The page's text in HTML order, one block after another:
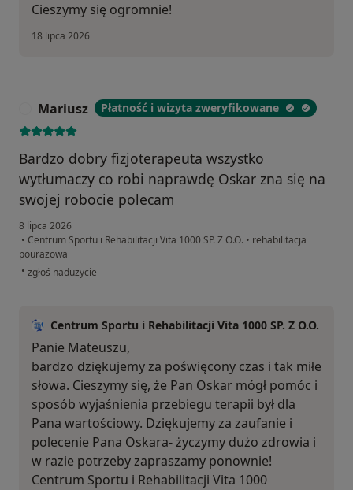
Cieszymy się ogromnie!
18 lipca 2026
Mariusz Płatność i wizyta zweryfikowane
Bardzo dobry fizjoterapeuta wszystko
wytłumaczy co robi naprawdę Oskar zna się na
swojej robocie polecam
8 lipca 2026
• Centrum Sportu i Rehabilitacji Vita 1000 SP. Z O.O. • rehabilitacja
pourazowa
• w opinii użytkownika Mariusz
zgłoś nadużycie
Centrum Sportu i Rehabilitacji Vita 1000 SP. Z O.O.
Panie Mateuszu,
bardzo dziękujemy za poświęcony czas i tak miłe
słowa. Cieszymy się, że Pan Oskar mógł pomóc i
sposób wyjaśnienia przebiegu terapii był dla
Pana wartościowy. Dziękujemy za zaufanie i
polecenie Pana Oskara- życzymy dużo zdrowia i
w razie potrzeby zapraszamy ponownie!
Centrum Sportu i Rehabilitacji Vita 1000